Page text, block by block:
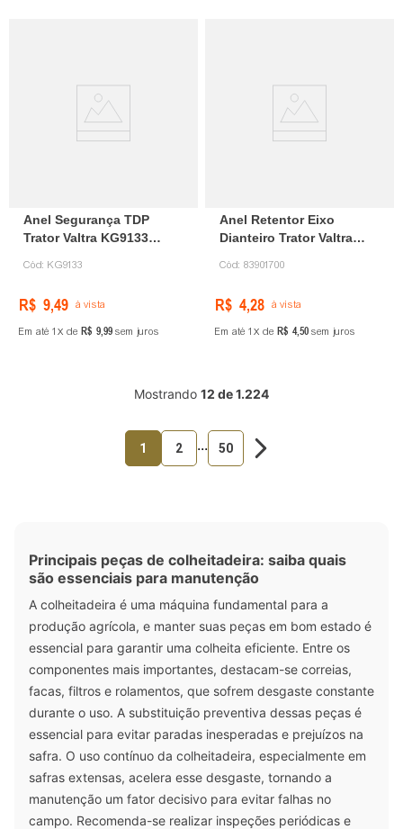
Anel Segurança TDP
Trator Valtra KG9133
Cód: KG9133
R$ 9,49 à vista
Em até 1 de R$ 999 sem juros
Anel Retentor Eixo
Dianteiro Trator Valtra
Cód: 83901700
R$ 4,28 à vista
Em até 1 de R$ 4,50 sem juros
Mostrando 12 de 1.224
1 2 ... 50
Principais peças de colheitadeira: saiba quais
são essenciais para manutenção
A colheitadeira é uma máquina fundamental para a
produção agrícola, e manter suas peças em bom estado é
essencial para garantir uma colheita eficiente. Entre os
componentes mais importantes, destacam-se correias,
facas, filtros e rolamentos, que sofrem desgaste constante
durante o uso. A substituição preventiva dessas peças é
essencial para evitar paradas inesperadas e prejuízos na
safra. O uso contínuo da colheitadeira, especialmente em
safras extensas, acelera esse desgaste, tornando a
manutenção um fator decisivo para evitar falhas no
campo. Recomenda-se realizar inspeções periódicas e